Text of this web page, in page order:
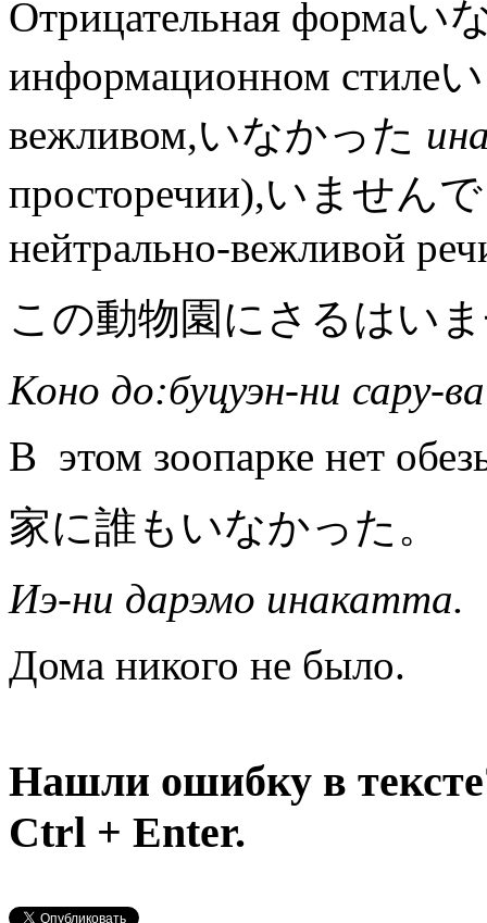
Отрицательная формаい
информационном стиле
вежливом,いなかった и
просторечии),いません
нейтрально-вежливой
この動物園にさるはい
Коно до:буцуэн-ни сару-
В этом зоопарке нет
家に誰もいなかった。
Иэ-ни дарэмо инакатта.
Дома никого не было.
Нашли ошибку в
Ctrl + Enter.